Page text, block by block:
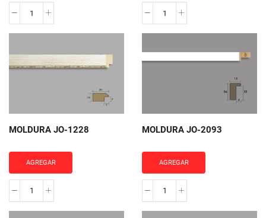
MOLDURA
JO-
cantidad
MOLDURA
JO-
cantidad
MOLDURA JO-1228
AGREGAR
MOLDURA
JO-
MOLDURA JO-2093
AGREGAR
MOLDURA
JO-